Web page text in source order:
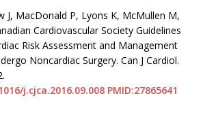
J, MacDonald P, Lyons K, McMullen M,
Cardiovascular Society Guidelines
Risk Assessment and Management
Noncardiac Surgery. Can J Cardiol.
j.cjca.2016.09.008 PMID:27865641